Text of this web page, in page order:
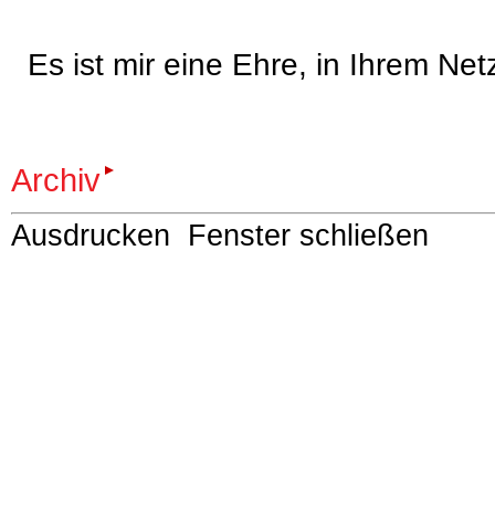
Es ist mir eine Ehre, in Ihrem
Archiv
Ausdrucken Fenster schließen